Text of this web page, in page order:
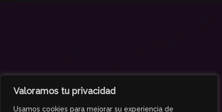
Valoramos tu privacidad
Usamos cookies para mejorar su experiencia de